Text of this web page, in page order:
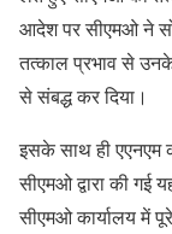
आदेश पर सीएमओ ने
तत्काल प्रभाव से उनके
से संबद्ध कर दिया।
इसके साथ ही एएनएम
सीएमओ द्वारा की
सीएमओ कार्यालय में